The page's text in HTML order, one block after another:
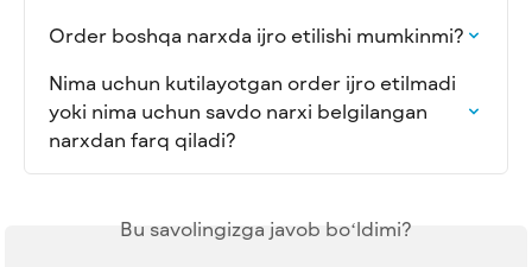
Order boshqa narxda ijro etilishi mumkinmi?
Nima uchun kutilayotgan order ijro etilmadi
yoki nima uchun savdo narxi belgilangan
narxdan farq qiladi?
Bu savolingizga javob boʻldimi?